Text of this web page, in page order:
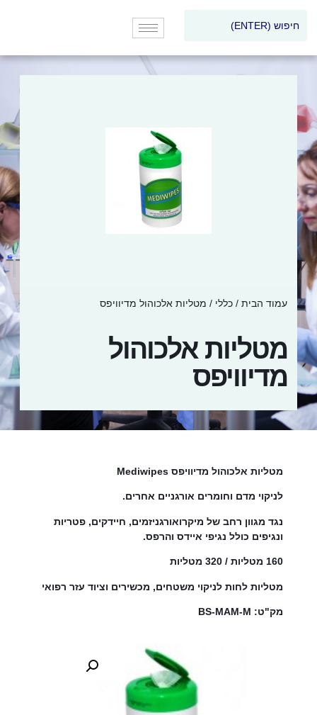
עמוד הבית / כללי / מטליות אלכוהול מדיוויפס
מטליות אלכוהול
מדיוויפס
מטליות אלכוהול מדיוויפס Mediwipes
לניקוי מדם וחומרים אורגניים אחרים.
נגד מגוון רחב של מיקרואורגניזמים, חיידקים, פטריות
ונגיפים כולל נגיפי איידס והרפס.
160 מטליות / 320 מטליות
מטליות לחות לניקוי משטחים, מכשירים וציוד עזר רפואי
מק"ט: BS-MAM-M